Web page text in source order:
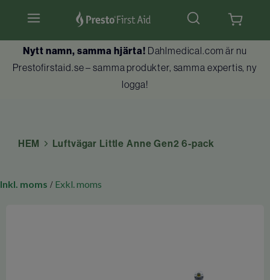
Hjärtstartare & tillbehör
Utbildningar
Nytt namn, samma hjärta! Dahlmedical.com är nu
Prestofirstaid.se – samma produkter, samma expertis, ny
logga!
HEM Luftvägar Little Anne Gen2 6-pack
Inkl. moms / Exkl. moms